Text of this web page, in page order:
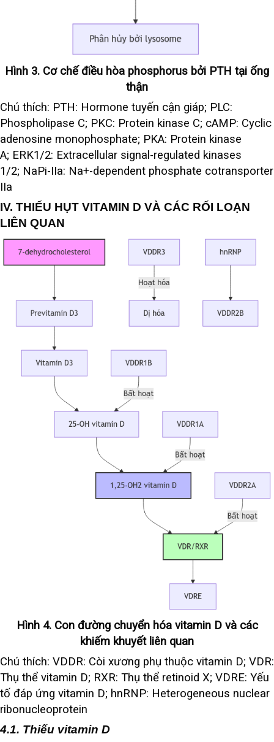
Hình 3. Cơ chế điều hòa phosphorus bởi PTH tại ống
thận
Chú thích: PTH: Hormone tuyến cận giáp; PLC:
Phospholipase C; PKC: Protein kinase C; cAMP: Cyclic
adenosine monophosphate; PKA: Protein kinase
A; ERK1/2: Extracellular signal-regulated kinases
1/2; NaPi-IIa: Na+-dependent phosphate cotransporter
IIa
IV. THIẾU HỤT VITAMIN D VÀ CÁC RỐI LOẠN
LIÊN QUAN
Hình 4. Con đường chuyển hóa vitamin D và các
khiếm khuyết liên quan
Chú thích: VDDR: Còi xương phụ thuộc vitamin D; VDR:
Thụ thể vitamin D; RXR: Thụ thể retinoid X; VDRE: Yếu
tố đáp ứng vitamin D; hnRNP: Heterogeneous nuclear
ribonucleoprotein
4.1. Thiếu vitamin D